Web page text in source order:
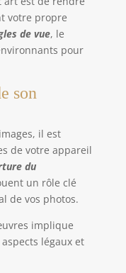
votre propre
de vue, le
pour
son
il est
de votre appareil
du
un rôle clé
de vos photos.
implique
légaux et